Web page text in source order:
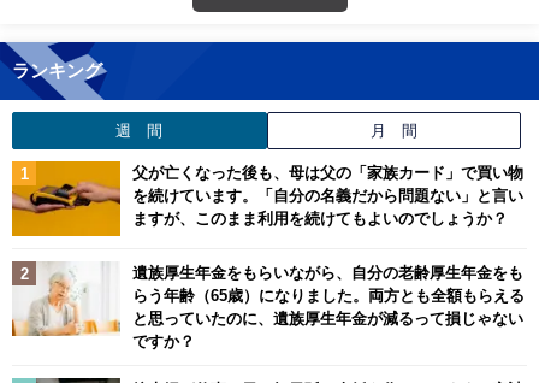
ランキング
週 間 月 間
父が亡くなった後も、母は父の「家族カード」で買い物
を続けています。「自分の名義だから問題ない」と言い
ますが、このまま利用を続けてもよいのでしょうか？
遺族厚生年金をもらいながら、自分の老齢厚生年金をも
らう年齢（65歳）になりました。両方とも全額もらえる
と思っていたのに、遺族厚生年金が減るって損じゃない
ですか？